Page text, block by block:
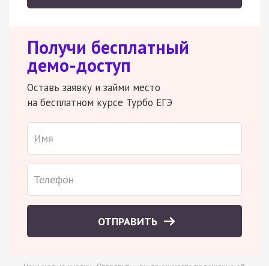
Получи бесплатный
демо-доступ
Оставь заявку и займи место
на бесплатном курсе Турбо ЕГЭ
ОТПРАВИТЬ